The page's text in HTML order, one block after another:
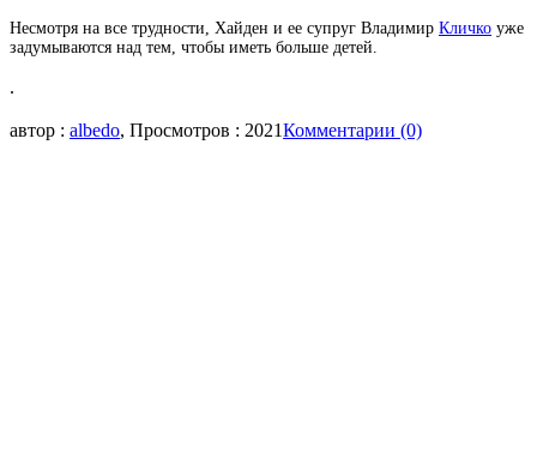
Несмотря на все трудности, Хайден и ее супруг Владимир Кличко уже
задумываются над тем, чтобы иметь больше детей.
.
автор : albedo, Просмотров : 2021Комментарии (0)